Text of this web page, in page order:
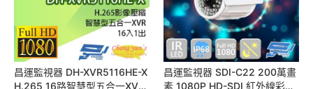
昌運監視器 DH-XVR5116HE-X
H.265 16路智慧型五合一XVR
昌運監視器 SDI-C22 200萬畫
素 1080P HD-SDI 紅外線彩色